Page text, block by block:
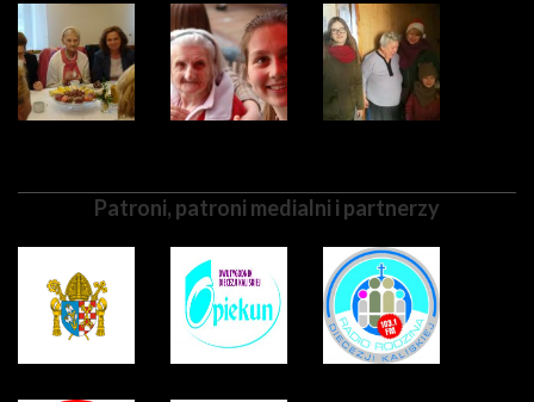
Patroni, patroni medialni i partnerzy